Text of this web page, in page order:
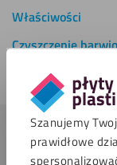
Szanujemy
prawidłowe
Właściwości
Czyszczenie
Zamów
Wszystko,